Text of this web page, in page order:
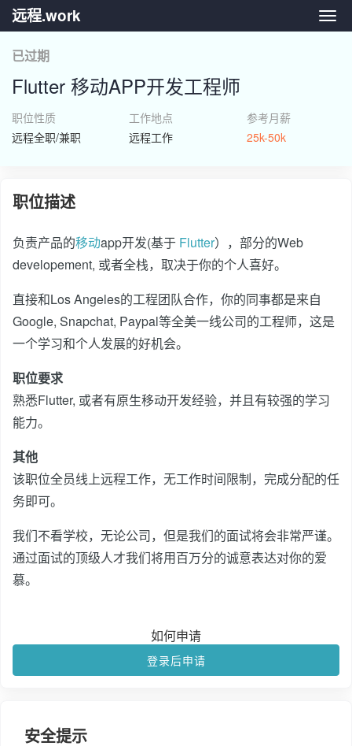
远
远程.work
已过期
Flutter 移动APP开发工程师
职位性质
远程全职/兼职
工作地点
远程工作
参考月薪
25k-50k
职位描述
负责产品的移动app开发(基于 Flutter），部分的Web
developement, 或者全栈，取决于你的个人喜好。
直接和Los Angeles的工程团队合作，你的同事都是来自
Google, Snapchat, Paypal等全美一线公司的工程师，这是
一个学习和个人发展的好机会。
职位要求
熟悉Flutter, 或者有原生移动开发经验，并且有较强的学习
能力。
其他
该职位全员线上远程工作，无工作时间限制，完成分配的任
务即可。
我们不看学校，无论公司，但是我们的面试将会非常严谨。
通过面试的顶级人才我们将用百万分的诚意表达对你的爱
慕。
如何申请
登录后申请
安全提示